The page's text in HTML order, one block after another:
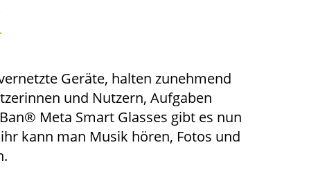
Geräte, halten zunehmend
und Nutzern, Aufgaben
Meta Smart Glasses gibt es nun
kann man Musik hören, Fotos und